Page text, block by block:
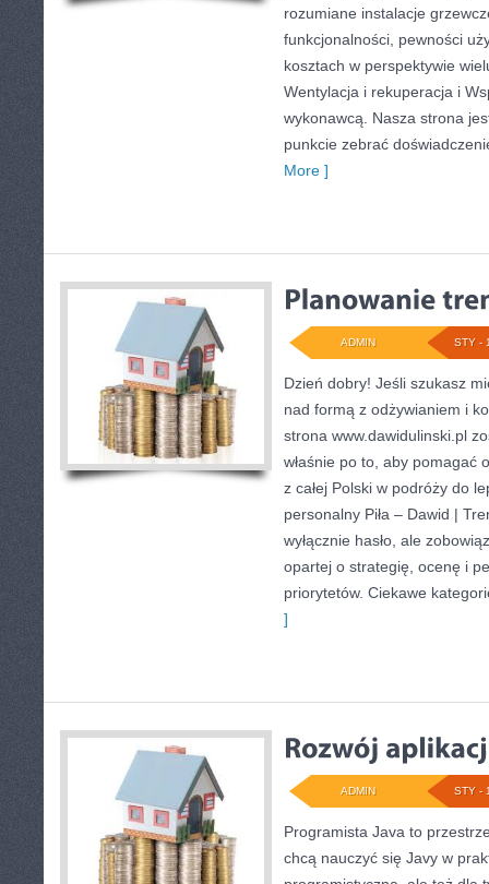
rozumiane instalacje
funkcjonalności, pewności
kosztach w perspektywie
Wentylacja i rekuperacja i
wykonawcą. Nasza strona
punkcie zebrać
More ]
STY -
ADMIN
Dzień dobry! Jeśli szukasz
nad formą z odżywianiem i
strona www.dawidulinski.pl
właśnie po to, aby pomagać
z całej Polski w podróży do
personalny Piła – Dawid |
wyłącznie hasło, ale
opartej o strategię, ocenę i
priorytetów. Ciekawe
]
STY -
ADMIN
Programista Java to
chcą nauczyć się Javy w